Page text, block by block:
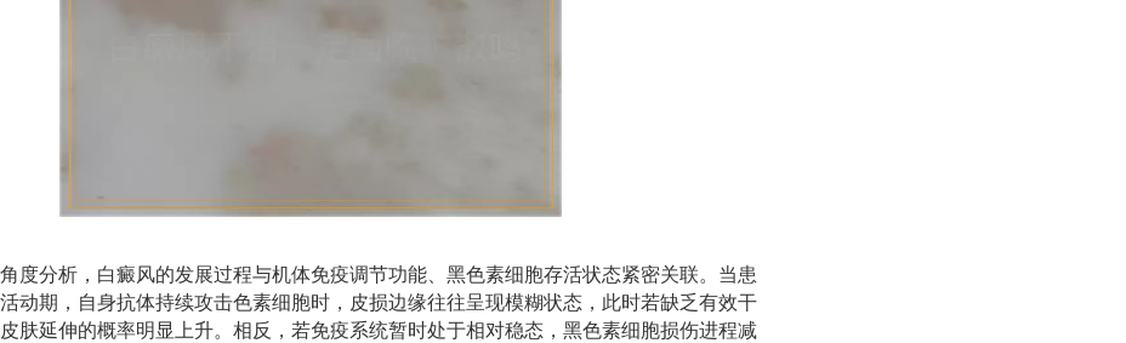
度分析，白癜风的发展过程与机体免疫调节功能、黑色素细胞存活状态紧密关联。当患
动期，自身抗体持续攻击色素细胞时，皮损边缘往往呈现模糊状态，此时若缺乏有效干
肤延伸的概率明显上升。相反，若免疫系统暂时处于相对稳态，黑色素细胞损伤进程减